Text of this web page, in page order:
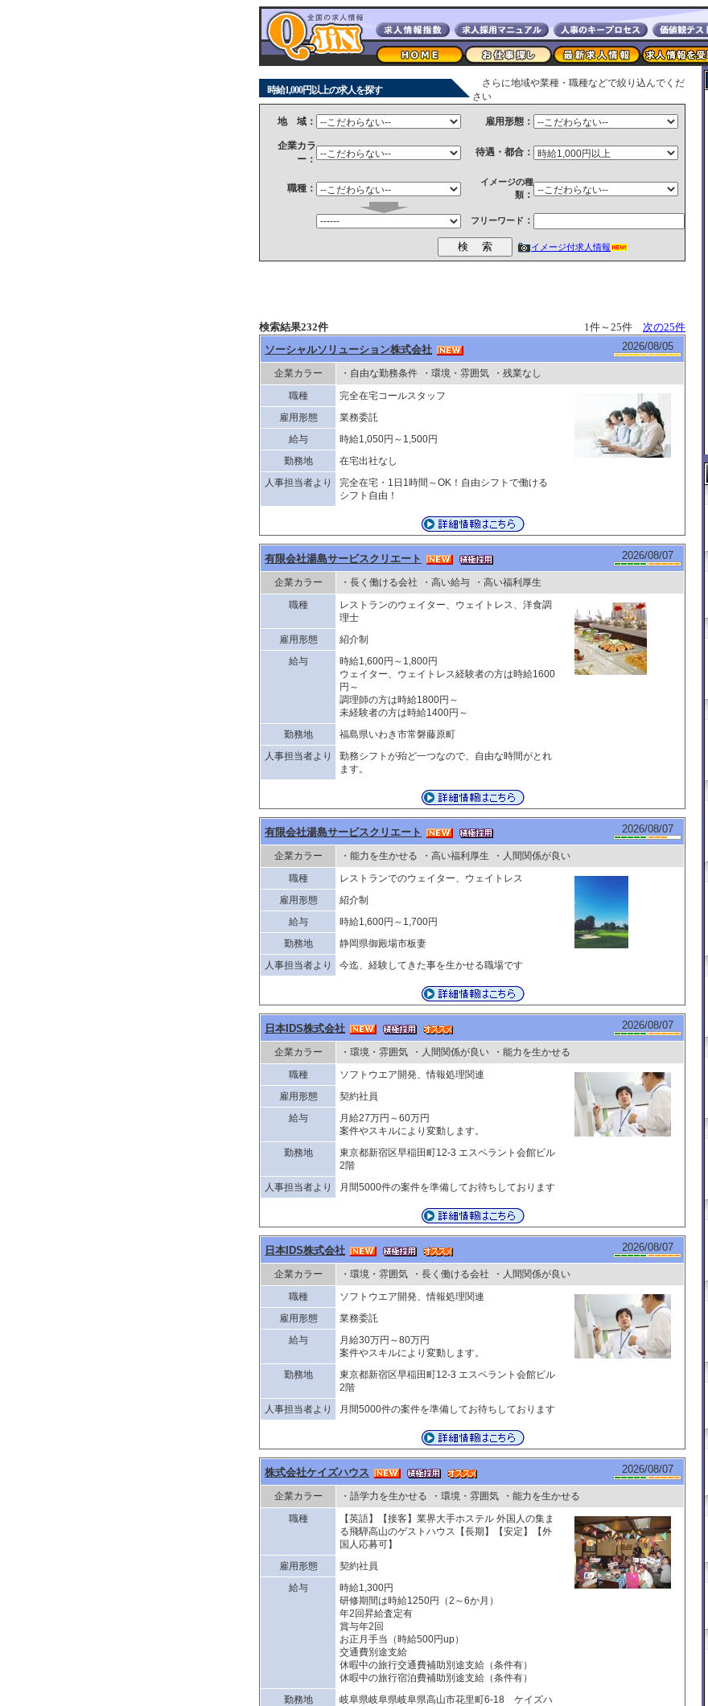
時給1,000円以上の求人を探す
さらに地域や業種・職種などで絞り込んでくだ
さい
地 域： 雇用形態：
企業カラ
ー：
待遇・都合：
職種：
イメージの種
類 ：
フリーワード ：
イメージ付求人情報
検索結果232件 1件～25件 次の25件
ソーシャルソリューション株式会社
2026/08/05
企業カラー ・自由な勤務条件 ・環境・雰囲気
・残業なし
職種
完全在宅コールスタッフ
雇用形態
業務委託
給与
時給1,050円～1,500円
勤務地
在宅出社なし
人事担当者より
完全在宅・1日1時間～OK！自由シフトで働ける
シフト自由！
有限会社湯島サービスクリエート 2026/08/07
企業カラー ・長く働ける会社 ・高い給与
・高い福利厚生
職種
レストランのウェイター、ウェイトレス、洋食調
理士
雇用形態
紹介制
給与
時給1,600円～1,800円
ウェイター、ウェイトレス経験者の方は時給1600
円～
調理師の方は時給1800円～
未経験者の方は時給1400円～
勤務地
福島県いわき市常磐藤原町
人事担当者より
勤務シフトが殆ど一つなので、自由な時間がとれ
ます。
有限会社湯島サービスクリエート 2026/08/07
企業カラー ・能力を生かせる ・高い福利厚生
・人間関係が良い
職種
レストランでのウェイター、ウェイトレス
雇用形態
紹介制
給与
時給1,600円～1,700円
勤務地
静岡県御殿場市板妻
人事担当者より
今迄、経験してきた事を生かせる職場です
日本IDS株式会社 2026/08/07
企業カラー ・環境・雰囲気 ・人間関係が良い
・能力を生かせる
職種
ソフトウエア開発、情報処理関連
雇用形態
契約社員
給与
月給27万円～60万円
案件やスキルにより変動します。
勤務地
東京都新宿区早稲田町12-3 エスペラント会館ビル
2階
人事担当者より
月間5000件の案件を準備してお待ちしております
日本IDS株式会社 2026/08/07
企業カラー ・環境・雰囲気 ・長く働ける会社
・人間関係が良い
職種
ソフトウエア開発、情報処理関連
雇用形態
業務委託
給与
月給30万円～80万円
案件やスキルにより変動します。
勤務地
東京都新宿区早稲田町12-3 エスペラント会館ビル
2階
人事担当者より
月間5000件の案件を準備してお待ちしております
株式会社ケイズハウス 2026/08/07
企業カラー ・語学力を生かせる ・環境・雰囲気
・能力を生かせる
職種
【英語】【接客】業界大手ホステル 外国人の集ま
る飛騨高山のゲストハウス【長期】【安定】【外
国人応募可】
雇用形態
契約社員
給与
時給1,300円
研修期間は時給1250円（2～6か月）
年2回昇給査定有
賞与年2回
お正月手当（時給500円up）
交通費別途支給
休暇中の旅行交通費補助別途支給（条件有）
休暇中の旅行宿泊費補助別途支給（条件有）
勤務地
岐阜県岐阜県岐阜県高山市花里町6-18 ケイズハ